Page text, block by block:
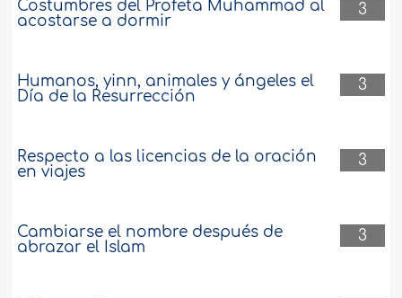
3
Costumbres del Profeta Muhammad al
acostarse a dormir
3
Humanos, yinn, animales y ángeles el
Día de la Resurrección
3
Respecto a las licencias de la oración
en viajes
3
Cambiarse el nombre después de
abrazar el Islam